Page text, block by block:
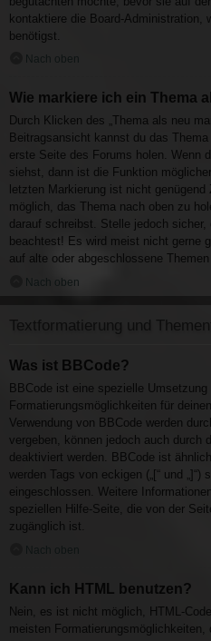
kontaktiere die Board-Administration,
benötigst.
Nach oben
Wie markiere ich ein Thema
Durch Klicken des „Thema als neu
Beitragsansicht kannst du das
erste Seite des Forums holen. Wenn
siehst, dann ist die Funktion
letzten Markierung ist nicht
möglich, das Thema nach oben zu
darauf schreibst. Stelle jedoch
beachtest! Es wird meist nicht gerne
auf alte oder abgeschlossene
Nach oben
Textformatierung und
Was ist BBCode?
BBCode ist eine spezielle
Formatierungsmöglichkeiten für
Verwendung von BBCode werden
vergeben, können jedoch auch durch
deaktiviert werden. BBCode ist
werden Tags von eckigen („[“ und „]“)
eingeschlossen. Weitere
speziellen Hilfe-Seite, die von der
zugänglich ist.
Kann ich HTML benutzen?
Nein, es ist nicht möglich, HTML-
meisten